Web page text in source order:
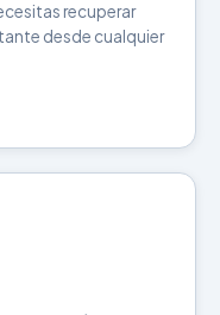
recuperar
desde cualquier